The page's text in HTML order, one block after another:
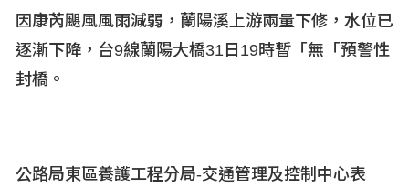
農林漁牧
房產理財
宜蘭國際童玩節
宜蘭綠色博覽會
因康芮颶風風雨減弱，蘭陽溪上游兩量下修，水位已
逐漸下降，台9線蘭陽大橋31 日19時暫「無「預警性
封橋。
公路局東區養護工程分局-交通管理及控制中心表